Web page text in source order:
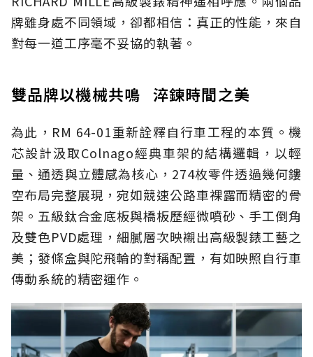
牌雖身處不同領域，卻都相信：真正的性能，來自
對每一道工序毫不妥協的執著。
雙品牌以機械共鳴 淬鍊時間之美
為此，RM 64-01重新詮釋自行車工程的本質。機
芯設計汲取Colnago經典車架的結構邏輯，以輕
量、通透與立體感為核心，274枚零件透過幾何鏤
空布局完整展現，宛如競速公路車裸露而精密的骨
架。五級鈦合金底板與橋板歷經微噴砂、手工倒角
及雙色PVD處理，細膩層次映襯出高級製錶工藝之
美；發條盒與陀飛輪的對稱配置，有如映照自行車
傳動系統的精密運作。